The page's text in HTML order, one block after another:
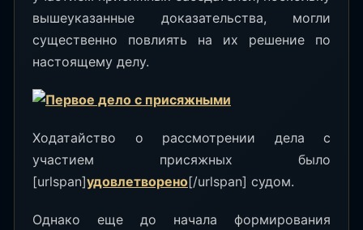
вышеуказанные доказательства, могли
существенно повлиять на их решение по
настоящему делу.
Ходатайство о рассмотрении дела с
участием присяжных было
[urlspan]удовлетворено[/urlspan] судом.
Однако еще до начала формирования